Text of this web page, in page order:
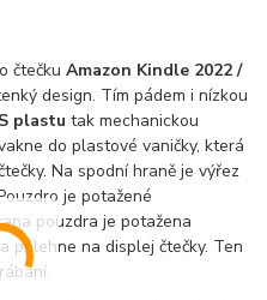
čtečkuAmazon Kindle 2022 /
design. Tím pádem i nízkou
plastu tak mechanickou
do plastové vaničky, která
Na spodní hraně je výřez
je potažené
pouzdra je potažena
přilehne na displej čtečky. Ten